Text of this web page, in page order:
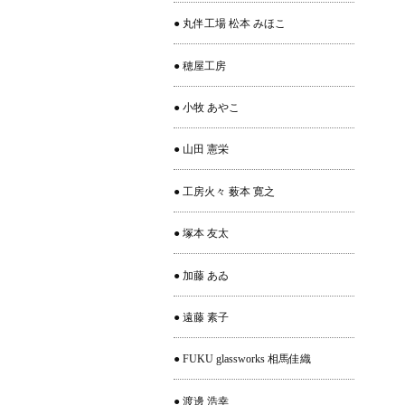
● 丸伴工場 松本 みほこ
● 穂屋工房
● 小牧 あやこ
● 山田 憲栄
● 工房火々 薮本 寛之
● 塚本 友太
● 加藤 あゐ
● 遠藤 素子
● FUKU glassworks 相馬佳織
● 渡邊 浩幸